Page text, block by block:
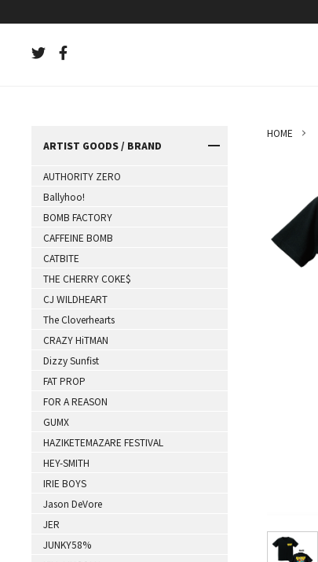
HOME
ARTIST GOODS / BRAND
AUTHORITY ZERO
Ballyhoo!
BOMB FACTORY
CAFFEINE BOMB
CATBITE
THE CHERRY COKE$
CJ WILDHEART
The Cloverhearts
CRAZY HiTMAN
Dizzy Sunfist
FAT PROP
FOR A REASON
GUMX
HAZIKETEMAZARE FESTIVAL
HEY-SMITH
IRIE BOYS
Jason DeVore
JER
JUNKY58%